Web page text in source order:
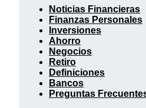
Noticias Financieras
Finanzas Personales
Inversiones
Ahorro
Negocios
Retiro
Definiciones
Bancos
Preguntas